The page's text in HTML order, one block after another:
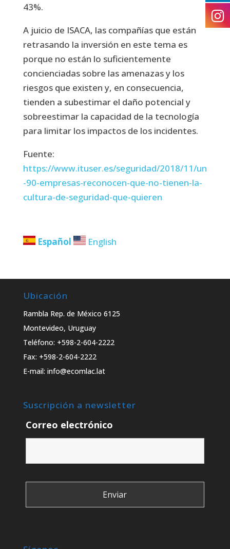
43%.
A juicio de ISACA, las compañías que están
retrasando la inversión en este tema es
porque no están lo suficientemente
concienciadas sobre las amenazas y los
riesgos que existen y, en consecuencia,
tienden a subestimar el daño potencial y
sobreestimar la capacidad de la tecnología
para limitar los impactos de los incidentes.
Fuente:
https://www.ituser.es/seguridad/2018/11/un
-90-empresas-reconocen-que-no-tienen-la-
cultura-de-seguridad-que-quieren
Español English
Ubicación
Rambla Rep. de México 6125
Montevideo, Uruguay
Teléfono: +598-2-604-2222
Fax: +598-2-604-2222
E-mail: info@ecomlac.lat
Suscripción a newsletter
Correo electrónico